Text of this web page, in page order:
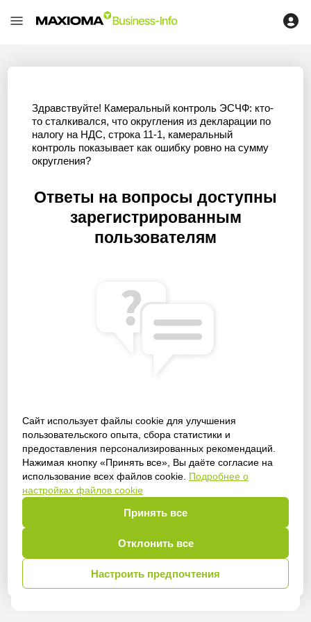
Сайт использует файлы cookie для улучшения
пользовательского опыта, сбора статистики и
предоставления персонализированных рекомендаций.
Нажимая кнопку «Принять все», Вы даёте согласие на
использование всех файлов cookie. Подробнее о
настройках файлов cookie
Принять все
Отклонить все
Настроить предпочтения
Здравствуйте! Камеральный контроль ЭСЧФ: кто-
то сталкивался, что округления из декларации по
налогу на НДС, строка 11-1, камеральный
контроль показывает как ошибку ровно на сумму
округления?
Ответы на вопросы доступны
зарегистрированным
пользователям
Получить доступ